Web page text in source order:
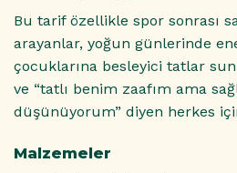
Bu tarif özellikle spor sonrası
arayanlar, yoğun günlerinde
çocuklarına besleyici tatlar
ve “tatlı benim zaafım ama
düşünüyorum” diyen herkes
Malzemeler